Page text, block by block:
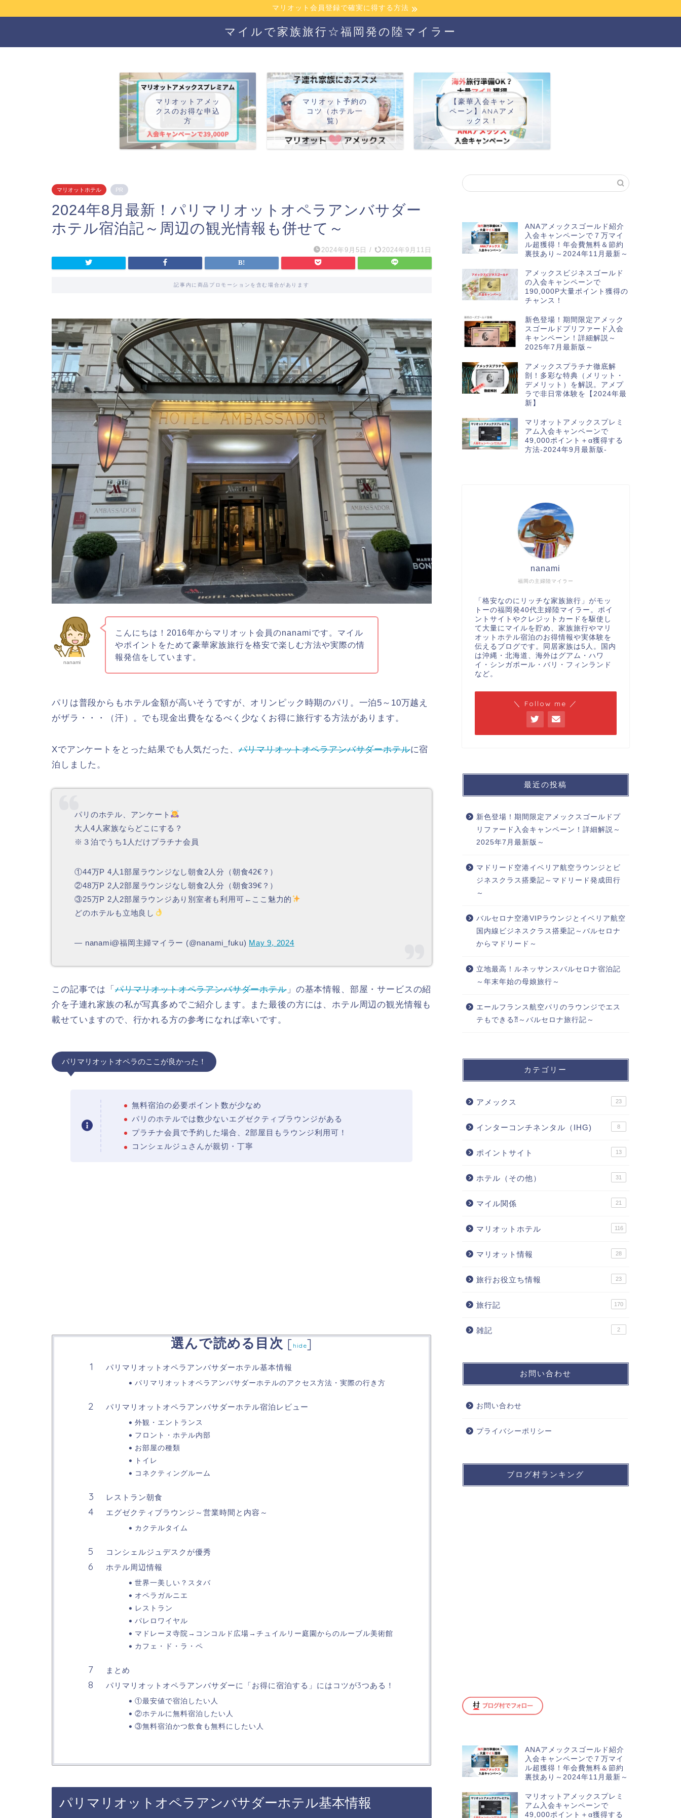
マリオット会員登録で確実に得する方法
マイルで家族旅行☆福岡発の陸マイラー
マリオットアメッ
クスのお得な申込
方
マリオット予約の
コツ（ホテル一
覧）
【豪華入会キャン
ペーン】ANAアメ
ックス！
マリオットホテル PR
2024年8月最新！パリマリオットオペラアンバサダー
ホテル宿泊記～周辺の観光情報も併せて～
2024年9月5日 / 2024年9月11日
記事内に商品プロモーションを含む場合があります
nanami
こんにちは！2016年からマリオット会員のnanamiです。マイル
やポイントをためて豪華家族旅行を格安で楽しむ方法や実際の情
報発信をしています。
パリは普段からもホテル金額が高いそうですが、オリンピック時期のパリ。一泊5～10万越え
がザラ・・・（汗）。でも現金出費をなるべく少なくお得に旅行する方法があります。
Xでアンケートをとった結果でも人気だった、パリマリオットオペラアンバサダーホテルに宿
泊しました。
パリのホテル、アンケート
大人4人家族ならどこにする？
※３泊でうち1人だけプラチナ会員
①44万P 4人1部屋ラウンジなし朝食2人分（朝食42€？）
②48万P 2人2部屋ラウンジなし朝食2人分（朝食39€？）
③25万P 2人2部屋ラウンジあり別室者も利用可←ここ魅力的
どのホテルも立地良し
— nanami@福岡主婦マイラー (@nanami_fuku) May 9, 2024
この記事では「パリマリオットオペラアンバサダーホテル」の基本情報、部屋・サービスの紹
介を子連れ家族の私が写真多めでご紹介します。また最後の方には、ホテル周辺の観光情報も
載せていますので、行かれる方の参考になれば幸いです。
パリマリオットオペラのここが良かった！
無料宿泊の必要ポイント数が少なめ
パリのホテルでは数少ないエグゼクティブラウンジがある
プラチナ会員で予約した場合、2部屋目もラウンジ利用可！
コンシェルジュさんが親切・丁寧
選んで読める目次 [ hide]
パリマリオットオペラアンバサダーホテル基本情報
パリマリオットオペラアンバサダーホテルのアクセス方法・実際の行き方
パリマリオットオペラアンバサダーホテル宿泊レビュー
外観・エントランス
フロント・ホテル内部
お部屋の種類
トイレ
コネクティングルーム
レストラン朝食
エグゼクティブラウンジ～営業時間と内容～
カクテルタイム
コンシェルジュデスクが優秀
ホテル周辺情報
世界一美しい？スタバ
オペラガルニエ
レストラン
パレロワイヤル
マドレーヌ寺院→コンコルド広場→チュイルリー庭園からのルーブル美術館
カフェ・ド・ラ・ペ
まとめ
パリマリオットオペラアンバサダーに「お得に宿泊する」にはコツが3つある！
①最安値で宿泊したい人
②ホテルに無料宿泊したい人
③無料宿泊かつ飲食も無料にしたい人
パリマリオットオペラアンバサダーホテル基本情報
ANAアメックスゴールド紹介
入会キャンペーンで７万マイ
ル超獲得！年会費無料＆節約
裏技あり～2024年11月最新～
アメックスビジネスゴールド
の入会キャンペーンで
190,000P大量ポイント獲得の
チャンス！
新色登場！期間限定アメック
スゴールドプリファード入会
キャンペーン！詳細解説～
2025年7月最新版～
アメックスプラチナ徹底解
剖！多彩な特典（メリット・
デメリット）を解説。アメプ
ラで非日常体験を【2024年最
新】
マリオットアメックスプレミ
アム入会キャンペーンで
49,000ポイント＋α獲得する
方法-2024年9月最新版-
福岡の主婦陸マイラー
nanami
「格安なのにリッチな家族旅行」がモッ
トーの福岡発40代主婦陸マイラー。ポイ
ントサイトやクレジットカードを駆使し
て大量にマイルを貯め、家族旅行やマリ
オットホテル宿泊のお得情報や実体験を
伝えるブログです。同居家族は5人。国内
は沖縄・北海道、海外はグアム・ハワ
イ・シンガポール・バリ・フィンランド
など。
＼ Follow me ／
最近の投稿
新色登場！期間限定アメックスゴールドプ
リファード入会キャンペーン！詳細解説～
2025年7月最新版～
マドリード空港イベリア航空ラウンジとビ
ジネスクラス搭乗記～マドリード発成田行
～
バルセロナ空港VIPラウンジとイベリア航空
国内線ビジネスクラス搭乗記～バルセロナ
からマドリード～
立地最高！ルネッサンスバルセロナ宿泊記
～年末年始の母娘旅行～
エールフランス航空パリのラウンジでエス
テもできる⁈～バルセロナ旅行記～
カテゴリー
アメックス 23
インターコンチネンタル（IHG) 8
ポイントサイト 13
ホテル（その他） 31
マイル関係 21
マリオットホテル 116
マリオット情報 28
旅行お役立ち情報 23
旅行記 170
雑記 2
お問い合わせ
お問い合わせ
プライバシーポリシー
ブログ村ランキング
ANAアメックスゴールド紹介
入会キャンペーンで７万マイ
ル超獲得！年会費無料＆節約
裏技あり～2024年11月最新～
マリオットアメックスプレミ
アム入会キャンペーンで
49,000ポイント＋α獲得する